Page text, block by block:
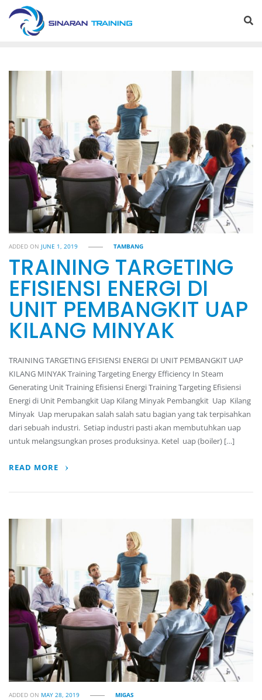
Skip
content
ADDED ON JUNE 1, 2019 TAMBANG
TRAINING TARGETING
EFISIENSI ENERGI DI
UNIT PEMBANGKIT UAP
KILANG MINYAK
TRAINING TARGETING EFISIENSI ENERGI DI UNIT PEMBANGKIT UAP
KILANG MINYAK Training Targeting Energy Efficiency In Steam
Generating Unit Training Efisiensi Energi Training Targeting Efisiensi
Energi di Unit Pembangkit Uap Kilang Minyak Pembangkit Uap Kilang
Minyak Uap merupakan salah salah satu bagian yang tak terpisahkan
dari sebuah industri. Setiap industri pasti akan membutuhkan uap
untuk melangsungkan proses produksinya. Ketel uap (boiler) […]
READ MORE
ADDED ON MAY 28, 2019 MIGAS